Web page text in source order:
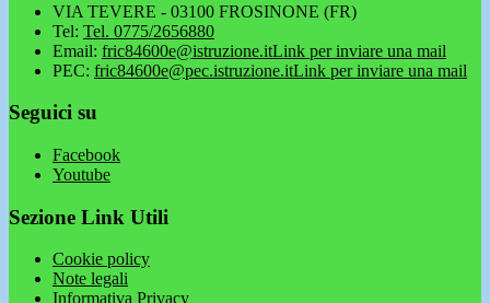
VIA TEVERE - 03100 FROSINONE (FR)
Tel: Tel. 0775/2656880
Email: fric84600e@istruzione.itLink per inviare una mail
PEC: fric84600e@pec.istruzione.itLink per inviare una mail
Seguici su
Facebook
Youtube
Sezione Link Utili
Cookie policy
Note legali
Informativa Privacy